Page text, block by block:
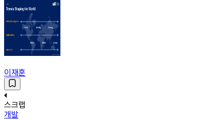
이재훈
스크랩
개발